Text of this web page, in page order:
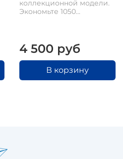
коллекционной модели.
Экономьте 1050...
4 500 руб
В корзину